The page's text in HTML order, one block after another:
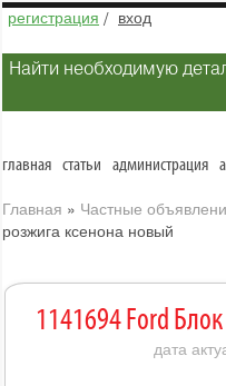
регистрация / вход
Найти необходимую
главная статьи администрация
Главная » Частные
розжига ксенона новый
1141694 Ford
дата